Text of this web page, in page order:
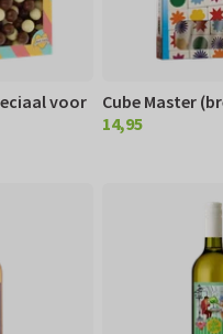
voor
Cube Master
€ 14,95
14,95